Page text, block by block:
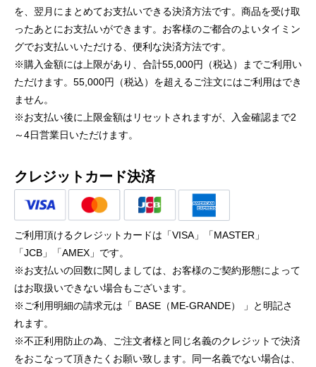
を、翌月にまとめてお支払いできる決済方法です。商品を受け取
ったあとにお支払いができます。お客様のご都合のよいタイミン
グでお支払いいただける、便利な決済方法です。
※購入金額には上限があり、合計55,000円（税込）までご利用い
ただけます。55,000円（税込）を超えるご注文にはご利用はでき
ません。
※お支払い後に上限金額はリセットされますが、入金確認まで2
～4日営業日いただけます。
クレジットカード決済
ご利用頂けるクレジットカードは「VISA」「MASTER」
「JCB」「AMEX」です。
※お支払いの回数に関しましては、お客様のご契約形態によって
はお取扱いできない場合もございます。
※ご利用明細の請求元は「 BASE（ME-GRANDE） 」と明記さ
れます。
※不正利用防止の為、ご注文者様と同じ名義のクレジットで決済
をおこなって頂きたくお願い致します。同一名義でない場合は、